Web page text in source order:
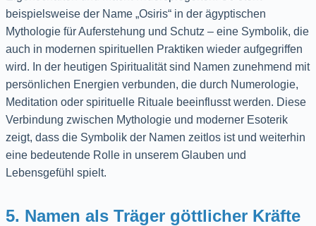
beispielsweise der Name „Osiris“ in der ägyptischen
Mythologie für Auferstehung und Schutz – eine Symbolik, die
auch in modernen spirituellen Praktiken wieder aufgegriffen
wird. In der heutigen Spiritualität sind Namen zunehmend mit
persönlichen Energien verbunden, die durch Numerologie,
Meditation oder spirituelle Rituale beeinflusst werden. Diese
Verbindung zwischen Mythologie und moderner Esoterik
zeigt, dass die Symbolik der Namen zeitlos ist und weiterhin
eine bedeutende Rolle in unserem Glauben und
Lebensgefühl spielt.
5. Namen als Träger göttlicher Kräfte